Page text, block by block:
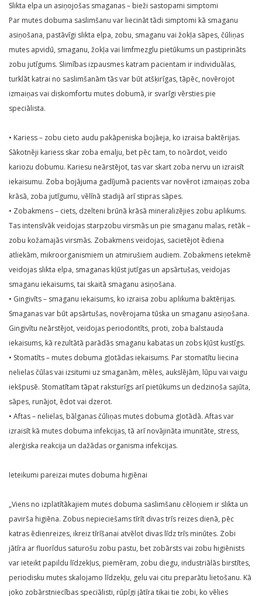
Slikta elpa un asiņojošas smaganas – bieži sastopami simptomi
Par mutes dobuma saslimšanu var liecināt tādi simptomi kā smaganu
asiņošana, pastāvīgi slikta elpa, zobu, smaganu vai žokļa sāpes, čūliņas
mutes apvidū, smaganu, žokļa vai limfmezglu pietūkums un pastiprināts
zobu jutīgums. Slimības izpausmes katram pacientam ir individuālas,
turklāt katrai no saslimšanām tās var būt atšķirīgas, tāpēc, novērojot
izmaiņas vai diskomfortu mutes dobumā, ir svarīgi vērsties pie
speciālista.
• Kariess – zobu cieto audu pakāpeniska bojāeja, ko izraisa baktērijas.
Sākotnēji kariess skar zoba emalju, bet pēc tam, to noārdot, veido
kariozu dobumu. Kariesu neārstējot, tas var skart zoba nervu un izraisīt
iekaisumu. Zoba bojājuma gadījumā pacients var novērot izmaiņas zoba
krāsā, zoba jutīgumu, vēlīnā stadijā arī stipras sāpes.
• Zobakmens – ciets, dzelteni brūnā krāsā mineralizējies zobu aplikums.
Tas intensīvāk veidojas starpzobu virsmās un pie smaganu malas, retāk –
zobu kožamajās virsmās. Zobakmens veidojas, sacietējot ēdiena
atliekām, mikroorganismiem un atmirušiem audiem. Zobakmens ietekmē
veidojas slikta elpa, smaganas kļūst jutīgas un apsārtušas, veidojas
smaganu iekaisums, tai skaitā smaganu asiņošana.
• Gingivīts – smaganu iekaisums, ko izraisa zobu aplikuma baktērijas.
Smaganas var būt apsārtušas, novērojama tūska un smaganu asiņošana.
Gingivītu neārstējot, veidojas periodontīts, proti, zoba balstauda
iekaisums, kā rezultātā parādās smaganu kabatas un zobs kļūst kustīgs.
• Stomatīts – mutes dobuma gļotādas iekaisums. Par stomatītu liecina
nelielas čūlas vai izsitumi uz smaganām, mēles, aukslējām, lūpu vai vaigu
iekšpusē. Stomatītam tāpat raksturīgs arī pietūkums un dedzinoša sajūta,
sāpes, runājot, ēdot vai dzerot.
• Aftas – nelielas, bālganas čūliņas mutes dobuma gļotādā. Aftas var
izraisīt kā mutes dobuma infekcijas, tā arī novājināta imunitāte, stress,
alerģiska reakcija un dažādas organisma infekcijas.
Ieteikumi pareizai mutes dobuma higiēnai
„Viens no izplatītākajiem mutes dobuma saslimšanu cēloņiem ir slikta un
pavirša higiēna. Zobus nepieciešams tīrīt divas trīs reizes dienā, pēc
katras ēdienreizes, ikreiz tīrīšanai atvēlot divas līdz trīs minūtes. Zobi
jātīra ar fluorīdus saturošu zobu pastu, bet zobārsts vai zobu higiēnists
var ieteikt papildu līdzekļus, piemēram, zobu diegu, industriālās birstītes,
periodisku mutes skalojamo līdzekļu, gelu vai citu preparātu lietošanu. Kā
joko zobārstniecības speciālisti, rūpīgi jātīra tikai tie zobi, ko vēlies